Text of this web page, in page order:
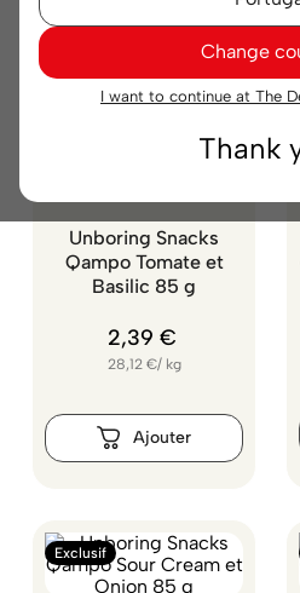
Change
I want to continue at The
Thank
Snacks
Pertinence Filtre
Unboring Snacks
Qampo Tomate et
Basilic 85 g
2,39 €
28,12 €/ kg
Exclusif